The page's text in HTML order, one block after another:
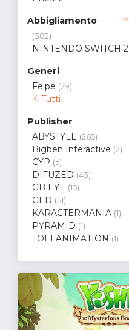
Abbigliamento
(382)
NINTENDO SWITCH 2
Generi
Felpe (29)
Tutti
Publisher
ABYSTYLE (265)
Bigben Interactive (2)
CYP (5)
DIFUZED (43)
GB EYE (15)
GED (51)
KARACTERMANIA (1)
PYRAMID (1)
TOEI ANIMATION (1)